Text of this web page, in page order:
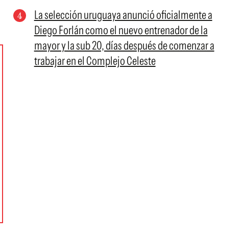
La selección uruguaya anunció oficialmente a
Diego Forlán como el nuevo entrenador de la
mayor y la sub 20, días después de comenzar a
trabajar en el Complejo Celeste